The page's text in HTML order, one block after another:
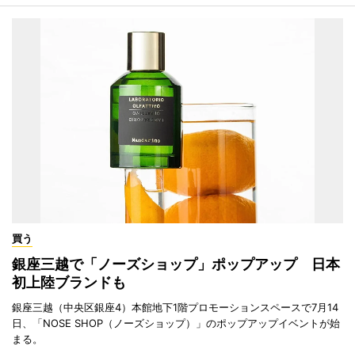
買う
銀座三越で「ノーズショップ」ポップアップ 日本
初上陸ブランドも
銀座三越（中央区銀座4）本館地下1階プロモーションスペースで7月14
日、「NOSE SHOP（ノーズショップ）」のポップアップイベントが始
まる。